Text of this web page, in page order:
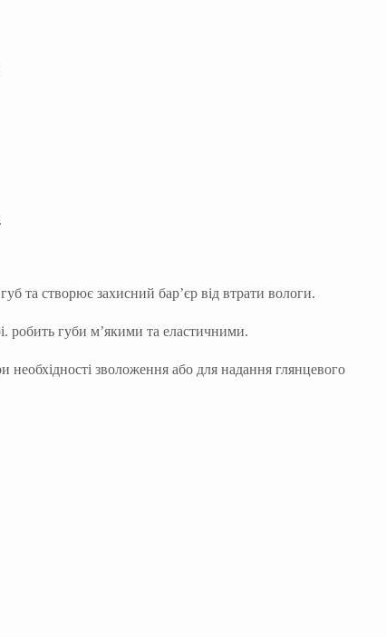
та створює захисний бар’єр від втрати вологи.
робить губи м’якими та еластичними.
зволоження або для надання глянцевого